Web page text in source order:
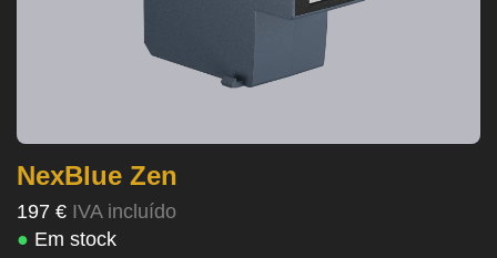
NexBlue Zen
197 € IVA incluído
● Em stock